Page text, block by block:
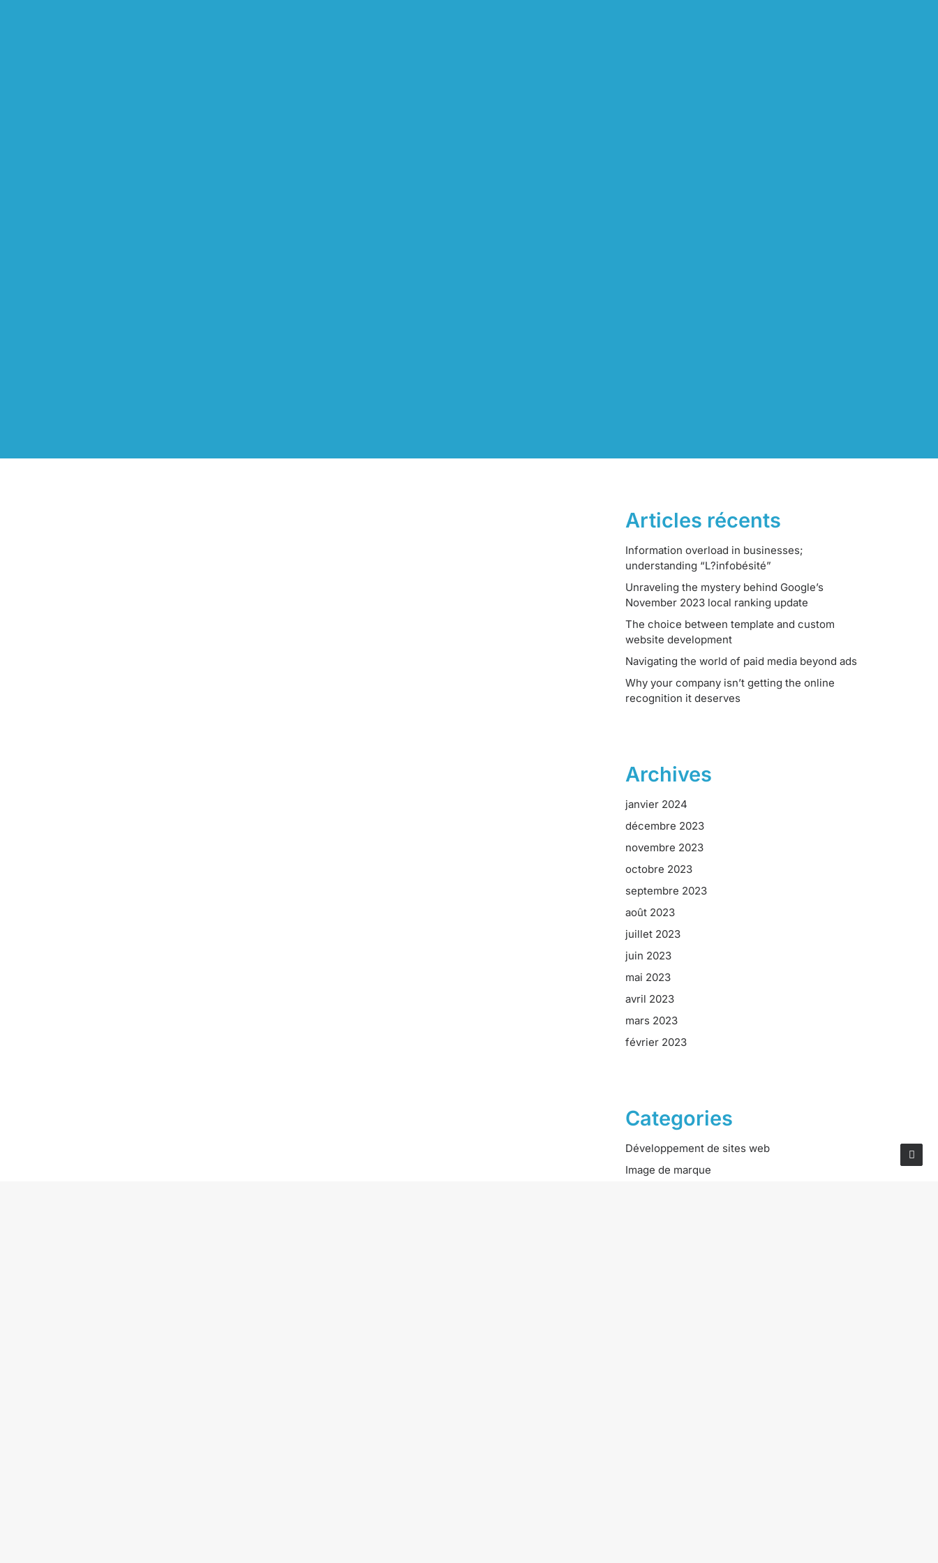
Articles récents
Information overload in businesses;
understanding “L?infobésité”
Unraveling the mystery behind Google’s
November 2023 local ranking update
The choice between template and custom
website development
Navigating the world of paid media beyond ads
Why your company isn’t getting the online
recognition it deserves
Archives
janvier 2024
décembre 2023
novembre 2023
octobre 2023
septembre 2023
août 2023
juillet 2023
juin 2023
mai 2023
avril 2023
mars 2023
février 2023
Categories
Développement de sites web
Image de marque